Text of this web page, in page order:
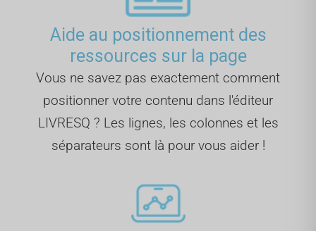
Aide au positionnement des
ressources sur la page
Vous ne savez pas exactement comment
positionner votre contenu dans l'éditeur
LIVRESQ ? Les lignes, les colonnes et les
séparateurs sont là pour vous aider !